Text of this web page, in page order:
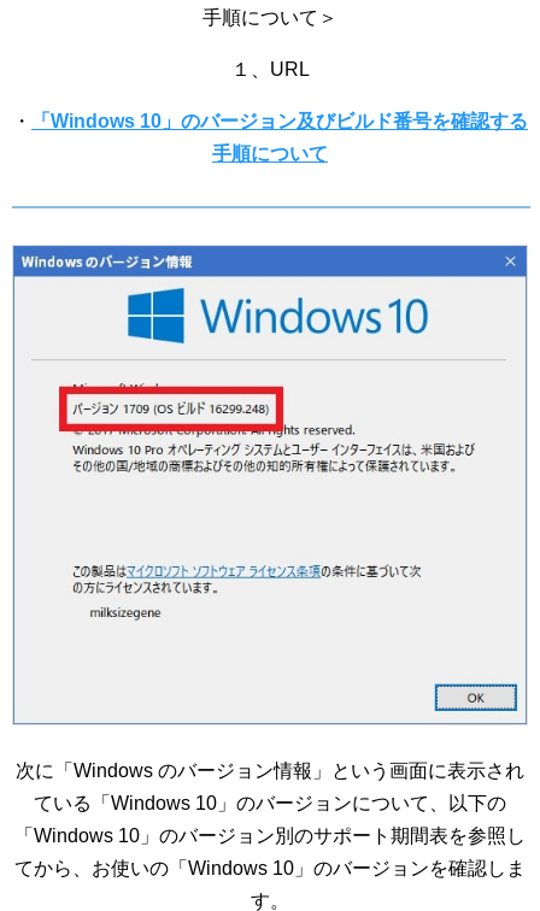
手順について＞
１、URL
・
「Windows 10」のバージョン及びビルド番号を確認する
手順について
次に「Windows のバージョン情報」という画面に表示され
ている「Windows 10」のバージョンについて、以下の
「Windows 10」のバージョン別のサポート期間表を参照し
てから、お使いの「Windows 10」のバージョンを確認しま
す。